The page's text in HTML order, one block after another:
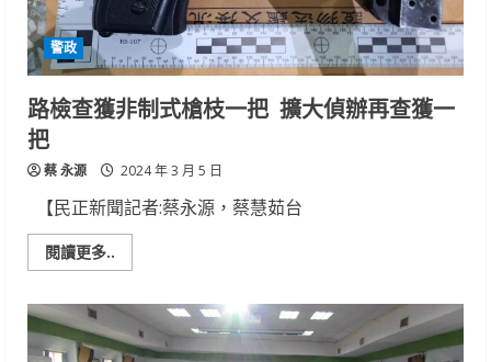
警政
路檢查獲非制式槍枝一把 擴大偵辦再查獲一
把
蔡 永源 2024 年 3 月 5 日
【民正新聞記者:蔡永源，蔡慧茹台
閱讀更多..
more
檢
查
獲